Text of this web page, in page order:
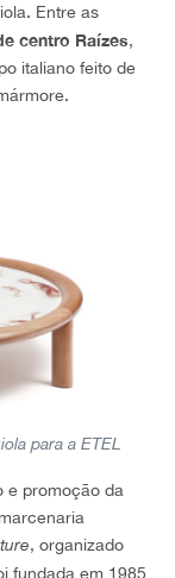
Entre as
centro Raízes,
italiano feito de
para a ETEL
e promoção da
, organizado
fundada em 1985